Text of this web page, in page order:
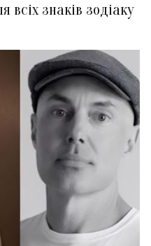
всіх знаків зодіаку